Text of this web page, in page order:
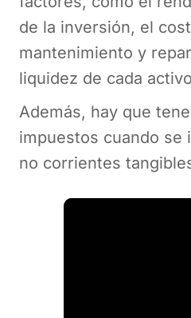
de la inversión, el
mantenimiento y
liquidez de cada
Además, hay que
impuestos cuando se
no corrientes